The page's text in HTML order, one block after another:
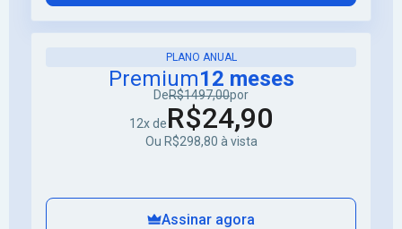
PLANO ANUAL
Premium12 meses
DeR$1497,00por
12x deR$24,90
Ou R$298,80 à vista
Assinar agora